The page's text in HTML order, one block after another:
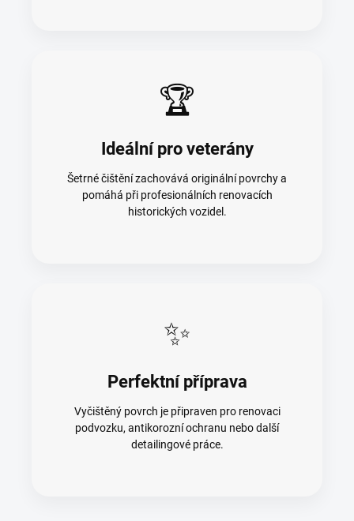
🏆
Ideální pro veterány
Šetrné čištění zachovává originální povrchy a
pomáhá při profesionálních renovacích
historických vozidel.
✨
Perfektní příprava
Vyčištěný povrch je připraven pro renovaci
podvozku, antikorozní ochranu nebo další
detailingové práce.